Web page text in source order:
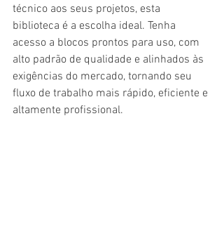
técnico aos seus projetos, esta
biblioteca é a escolha ideal. Tenha
acesso a blocos prontos para uso, com
alto padrão de qualidade e alinhados às
exigências do mercado, tornando seu
fluxo de trabalho mais rápido, eficiente e
altamente profissional.